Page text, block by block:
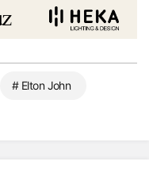
# Elton John